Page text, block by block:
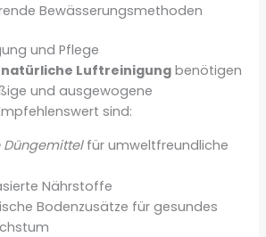
Bewässerungsmethoden
und Pflege
natürliche Luftreinigung benötigen
und ausgewogene
sind:
Düngemittelfür umweltfreundliche
Nährstoffe
Bodenzusätze für gesundes